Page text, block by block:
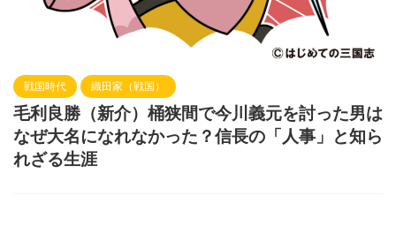
戦国時代 織田家（戦国）
毛利良勝（新介）桶狭間で今川義元を討った男は
なぜ大名になれなかった？信長の「人事」と知ら
れざる生涯